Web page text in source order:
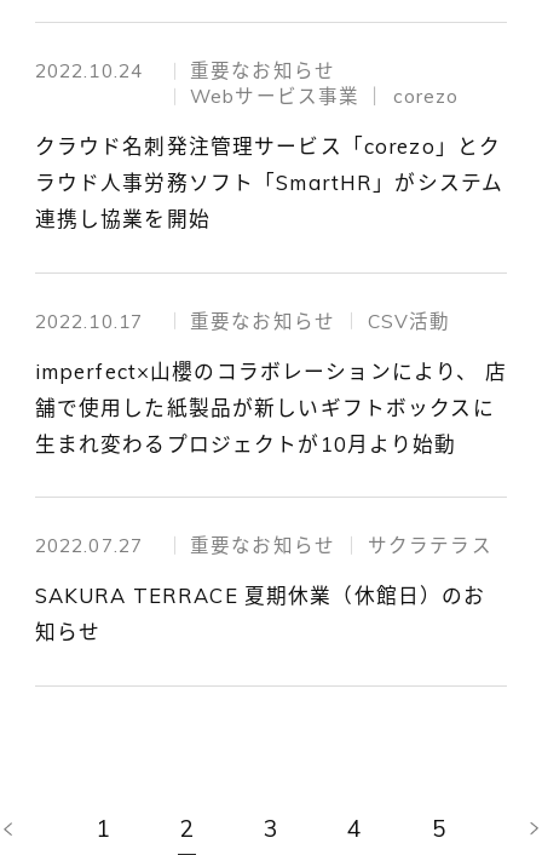
2022.10.24
重要なお知らせ
Webサービス事業 │ corezo
クラウド名刺発注管理サービス「corezo」とク
ラウド人事労務ソフト「SmartHR」がシステム
連携し協業を開始
2022.10.17 重要なお知らせ CSV活動
imperfect×山櫻のコラボレーションにより、 店
舗で使用した紙製品が新しいギフトボックスに
生まれ変わるプロジェクトが10月より始動
2022.07.27 重要なお知らせ サクラテラス
SAKURA TERRACE 夏期休業（休館日）のお
知らせ
1 2 3 4
5